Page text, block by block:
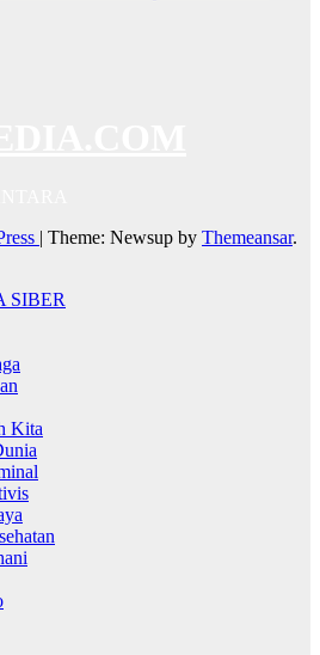
| Theme: Newsup by Themeansar.
SIBER
Kita